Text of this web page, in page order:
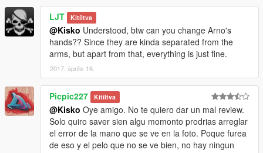
LJT Kitíltva
@Kisko Understood, btw can you change Arno's
hands?? Since they are kinda separated from the
arms, but apart from that, everything is just fine.
2017. április 16.
Picpic227 Kitíltva
@Kisko Oye amigo. No te quiero dar un mal review.
Solo quiro saver sien algu momonto prodrias arreglar
el error de la mano que se ve en la foto. Poque furea
de eso y el pelo que no se ve bien, no hay ningun